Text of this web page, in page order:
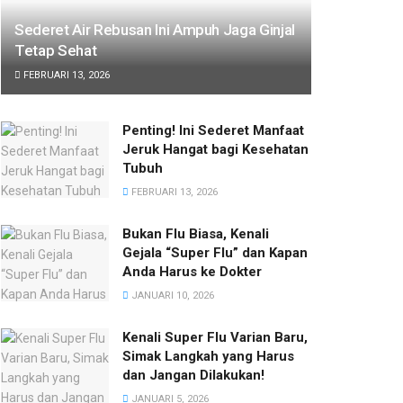
Sederet Air Rebusan Ini Ampuh Jaga Ginjal
Tetap Sehat
FEBRUARI 13, 2026
Penting! Ini Sederet Manfaat
Jeruk Hangat bagi Kesehatan
Tubuh
FEBRUARI 13, 2026
Bukan Flu Biasa, Kenali
Gejala “Super Flu” dan Kapan
Anda Harus ke Dokter
JANUARI 10, 2026
Kenali Super Flu Varian Baru,
Simak Langkah yang Harus
dan Jangan Dilakukan!
JANUARI 5, 2026